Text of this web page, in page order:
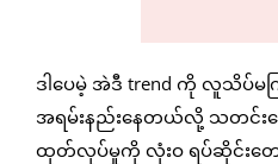
ဒါပေမဲ့ အဲဒီ trend ကို လူသိပ်မက
အရမ်းနည်းနေတယ်လို့ သတင်းတွ
ထုတ်လုပ်မှုကို လုံးဝ ရပ်ဆိုင်းတော့